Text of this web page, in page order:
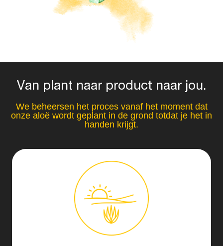
Van plant naar product naar jou.
We beheersen het proces vanaf het moment dat
onze aloë wordt geplant in de grond totdat je het in
handen krijgt.